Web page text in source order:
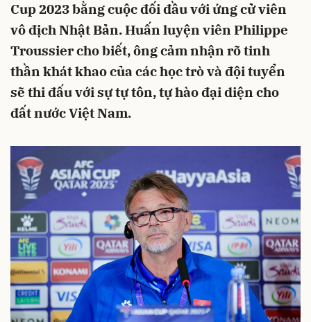
Cup 2023 bằng cuộc đối đầu với ứng cử viên
vô địch Nhật Bản. Huấn luyện viên Philippe
Troussier cho biết, ông cảm nhận rõ tinh
thần khát khao của các học trò và đội tuyển
sẽ thi đấu với sự tự tôn, tự hào đại diện cho
đất nước Việt Nam.